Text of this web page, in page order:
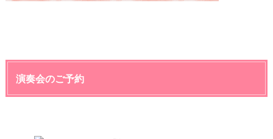
演奏会のご予約